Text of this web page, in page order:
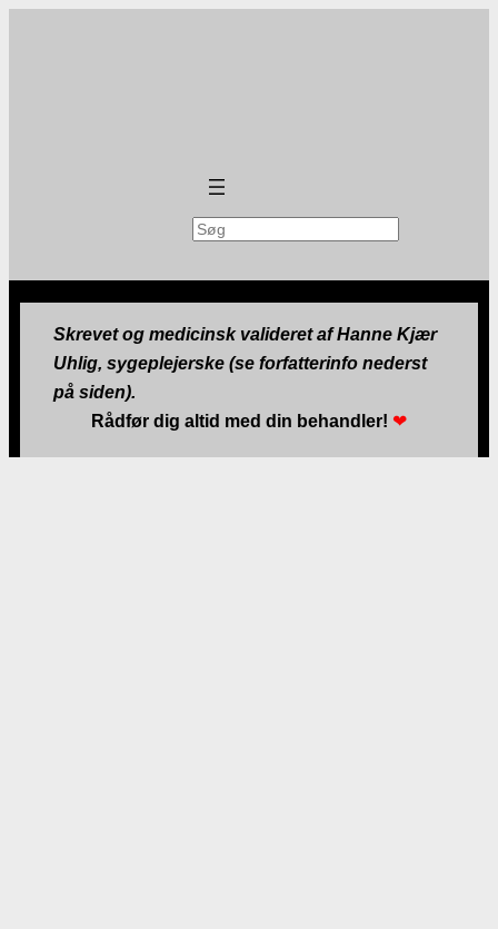
Søg
Skrevet og medicinsk valideret af Hanne Kjær
Uhlig, sygeplejerske (se forfatterinfo nederst
på siden).
Rådfør dig altid med din behandler! ❤